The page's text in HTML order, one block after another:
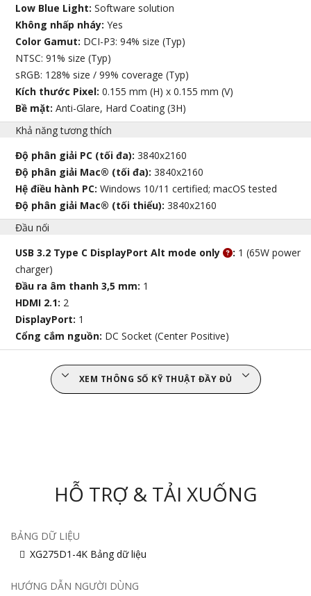
Low Blue Light:Software solution
Không nhấp nháy:Yes
Color Gamut: DCI-P3: 94% size (Typ)
NTSC: 91% size (Typ)
sRGB: 128% size / 99% coverage (Typ)
Kích thước Pixel:0.155 mm (H) x 0.155 mm (V)
Bề mặt:Anti-Glare, Hard Coating (3H)
Khả năng tương thích
Độ phân giải PC (tối đa):3840x2160
Độ phân giải Mac® (tối đa):3840x2160
Hệ điều hành PC:Windows 10/11 certified; macOS tested
Độ phân giải Mac® (tối thiểu):3840x2160
Đầu nối
USB 3.2 Type C DisplayPort Alt mode only
: 1 (65W power
charger)
Đầu ra âm thanh 3,5 mm: 1
HDMI 2.1: 2
DisplayPort: 1
Cổng cắm nguồn: DC Socket (Center Positive)
XEM THÔNG SỐ KỸ THUẬT ĐẦY ĐỦ
HỖ TRỢ & TẢI XUỐNG
BẢNG DỮ LIỆU
XG275D1-4K Bảng dữ liệu
HƯỚNG DẪN NGƯỜI DÙNG